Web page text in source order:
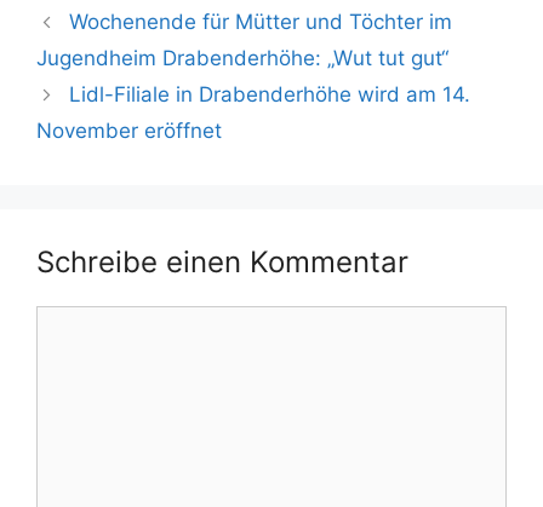
Wochenende für Mütter und Töchter im
Jugendheim Drabenderhöhe: „Wut tut gut“
Lidl-Filiale in Drabenderhöhe wird am 14.
November eröffnet
Schreibe einen Kommentar